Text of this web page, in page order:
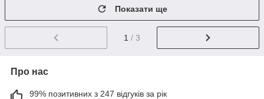
Показати ще
1 / 3
Про нас
99% позитивних з 247 відгуків за рік